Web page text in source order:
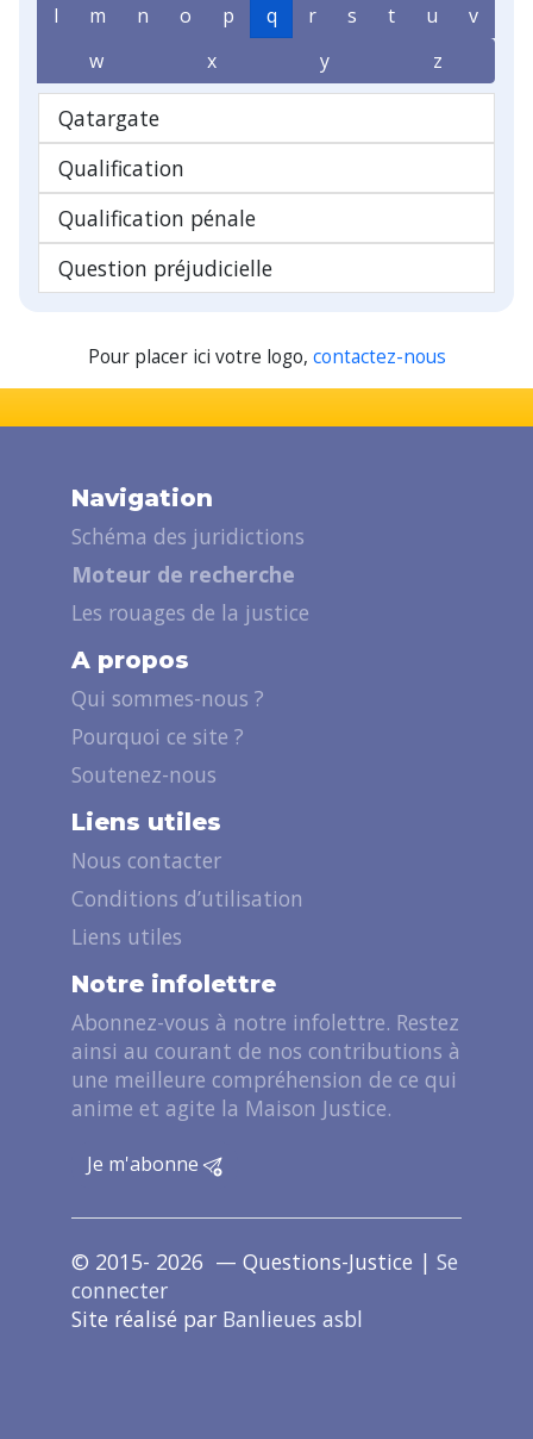
l
m n o p q r s t u
v
w
x y z
Qatargate
Qualification
Qualification pénale
Question préjudicielle
Pour placer ici votre logo, contactez-nous
Navigation
Schéma des juridictions
Moteur de recherche
Les rouages de la justice
A propos
Qui sommes-nous ?
Pourquoi ce site ?
Soutenez-nous
Liens utiles
Nous contacter
Conditions d’utilisation
Liens utiles
Notre infolettre
Abonnez-vous à notre infolettre. Restez
ainsi au courant de nos contributions à
une meilleure compréhension de ce qui
anime et agite la Maison Justice.
Je m'abonne
© 2015- 2026 — Questions-Justice | Se
connecter
Site réalisé par Banlieues asbl